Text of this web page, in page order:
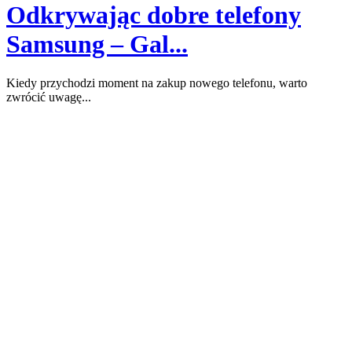
Odkrywając dobre telefony
Samsung – Gal...
Kiedy przychodzi moment na zakup nowego telefonu, warto
zwrócić uwagę...